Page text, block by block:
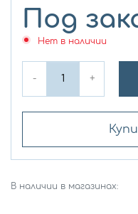
Под
Нет в наличии
- +
В наличии в магазинах: